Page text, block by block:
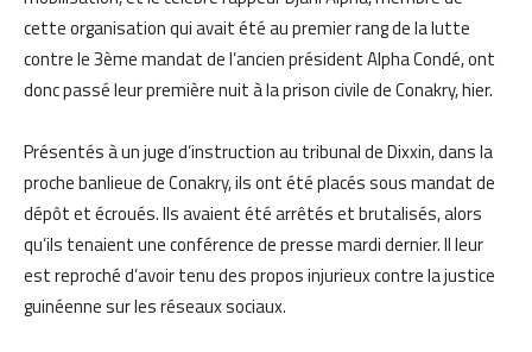
cette organisation qui avait été au premier rang de la lutte
contre le 3ème mandat de l’ancien président Alpha Condé, ont
donc passé leur première nuit à la prison civile de Conakry, hier.
Présentés à un juge d’instruction au tribunal de Dixxin, dans la
proche banlieue de Conakry, ils ont été placés sous mandat de
dépôt et écroués. Ils avaient été arrêtés et brutalisés, alors
qu’ils tenaient une conférence de presse mardi dernier. Il leur
est reproché d’avoir tenu des propos injurieux contre la justice
guinéenne sur les réseaux sociaux.